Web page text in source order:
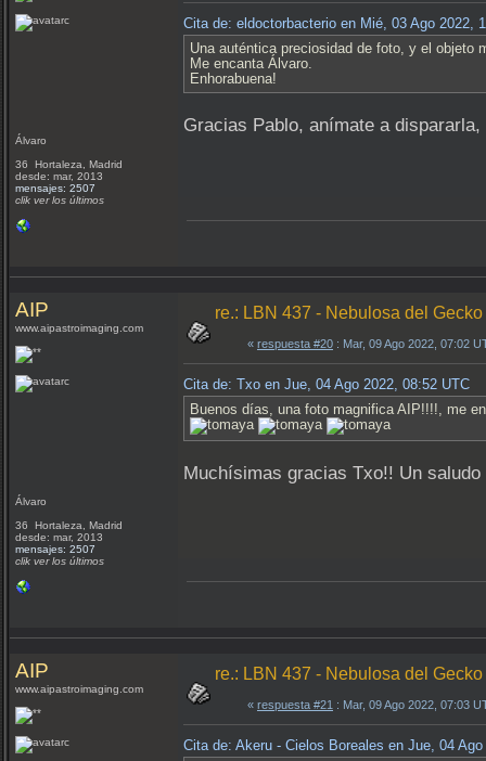
Álvaro
36 Hortaleza, Madrid
desde: mar, 2013
mensajes: 2507
clik ver los últimos
Cita de: eldoctorbacterio en Mié, 03 Ago 2022,
Una auténtica preciosidad de foto, y el objeto
Me encanta Álvaro.
Enhorabuena!
Gracias Pablo, anímate a
AIP
www.aipastroimaging.com
Álvaro
36 Hortaleza, Madrid
desde: mar, 2013
mensajes: 2507
clik ver los últimos
re.: LBN 437 - Nebulosa del Gecko
« respuesta #20 : Mar, 09 Ago 2022, 07:02
Cita de: Txo en Jue, 04 Ago 2022, 08:52 UTC
Buenos días, una foto magnifica AIP!!!!, me
Muchísimas gracias Txo!! Un saludo
AIP
www.aipastroimaging.com
re.: LBN 437 - Nebulosa del Gecko
« respuesta #21 : Mar, 09 Ago 2022, 07:03
Cita de: Akeru - Cielos Boreales en Jue, 04